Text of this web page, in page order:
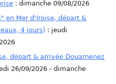
: dimanche 09/08/2026
en Mer d'Iroise, départ &
4 jours) : jeudi
départ & arrivée Douarnenez
26/09/2026 - dimanche